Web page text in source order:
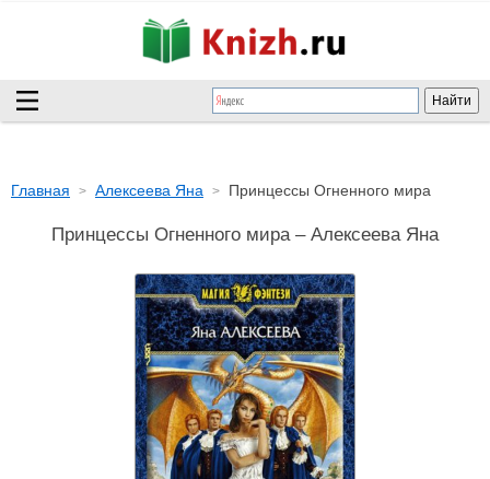
Главная Алексеева Яна Принцессы Огненного мира
Принцессы Огненного мира – Алексеева Яна